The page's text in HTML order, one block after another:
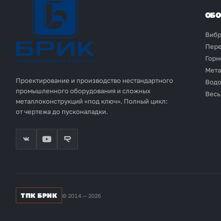
Проектирование и производство нестандартного
промышленного оборудования и сложных
металлоконструкций «под ключ». Полный цикл:
от чертежа до пусконаладки.
ТПК БРИК © 2014 — 2026